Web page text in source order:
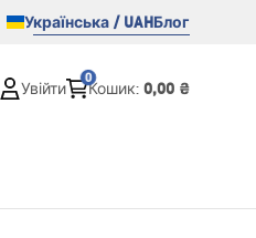
Українська / UAHБлог
Увійти
0
Кошик: 0,00 ₴